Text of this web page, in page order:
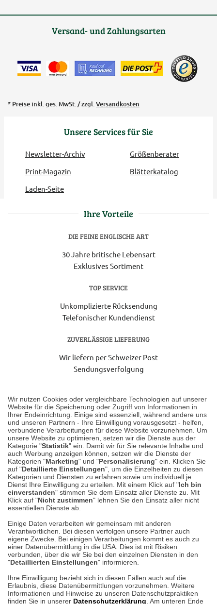
Wir nutzen Cookies oder vergleichbare Technologien auf unserer
Website für die Speicherung oder Zugriff von Informationen in
Ihrer Endeinrichtung. Einige sind essenziell, während andere uns
und unseren Partnern - Ihre Einwilligung vorausgesetzt - helfen,
verbundene Verarbeitungen für diese Website vorzunehmen. Um
unsere Website zu optimieren, setzen wir die Dienste aus der
Kategorie "Statistik" ein. Damit wir für Sie relevante Inhalte und
auch Werbung anzeigen können, setzen wir die Dienste der
Kategorien "Marketing" und "Personalisierung" ein. Klicken Sie
auf "Detaillierte Einstellungen", um die Einzelheiten zu diesen
Kategorien und Diensten zu erfahren sowie um individuell je
Dienst Ihre Einwilligung zu erteilen. Mit einem Klick auf "Ich bin
einverstanden" stimmen Sie dem Einsatz aller Dienste zu. Mit
Klick auf "Nicht zustimmen" lehnen Sie den Einsatz aller nicht
essentiellen Dienste ab.
Einige Daten verarbeiten wir gemeinsam mit anderen
Verantwortlichen. Bei diesen verfolgen unsere Partner auch
eigene Zwecke. Bei einigen Verarbeitungen kommt es auch zu
einer Datenübermittlung in die USA. Dies ist mit Risiken
verbunden, über die wir Sie bei den einzelnen Diensten in den
"Detaillierten Einstellungen" informieren.
Ihre Einwilligung bezieht sich in diesen Fällen auch auf die
Erlaubnis, diese Datenübermittlungen vorzunehmen. Weitere
Informationen und Hinweise zu unseren Datenschutzpraktiken
finden Sie in unserer Datenschutzerklärung . Am unteren Ende
Unsere Services für Sie
Newsletter-Archiv
Größenberater
Print-Magazin
Blätterkatalog
Laden-Seite
Versand- und Zahlungsarten
* Preise inkl. ges. MwSt. / zzgl.Versandkosten
Ihre Vorteile
DIE FEINE ENGLISCHE ART
30 Jahre britische Lebensart
Exklusives Sortiment
TOP SERVICE
Unkomplizierte Rücksendung
Telefonischer Kundendienst
ZUVERLÄSSIGE LIEFERUNG
Wir liefern per Schweizer Post
Sendungsverfolgung
Unser Geschäft in Meckenheim
Auf dem Steinbüchel 6
53340 Meckenheim
Montag bis Samstag 9:00 Uhr bis 18:00 Uhr
weitere Information
Hier finden Sie uns im Netz
AGB Rücksendung von Waren Datenschutz
Impressum
Kontakt
Zur Echtheit von Bewertungen
Cookie-Einstellungen in Ihrem Browser
ACHTUNG!